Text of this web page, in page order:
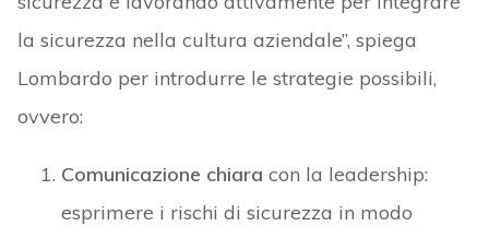
la sicurezza nella cultura aziendale”, spiega
Lombardo per introdurre le strategie possibili,
ovvero:
Comunicazione chiara con la leadership:
esprimere i rischi di sicurezza in modo